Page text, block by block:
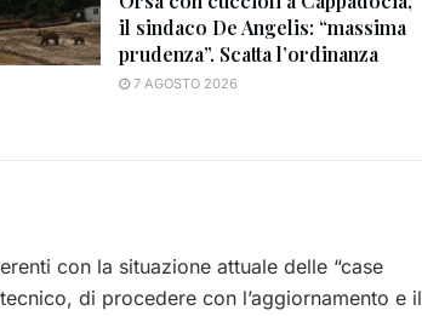
il sindaco De Angelis: “massima
prudenza”. Scatta l’ordinanza
7 AGOSTO 2026
con la situazione attuale delle “case
di procedere con l’aggiornamento e il